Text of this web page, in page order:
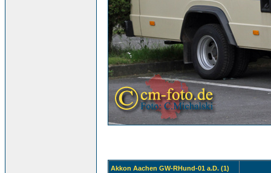
Akkon Aachen GW-RHund-01 a.D. (1)